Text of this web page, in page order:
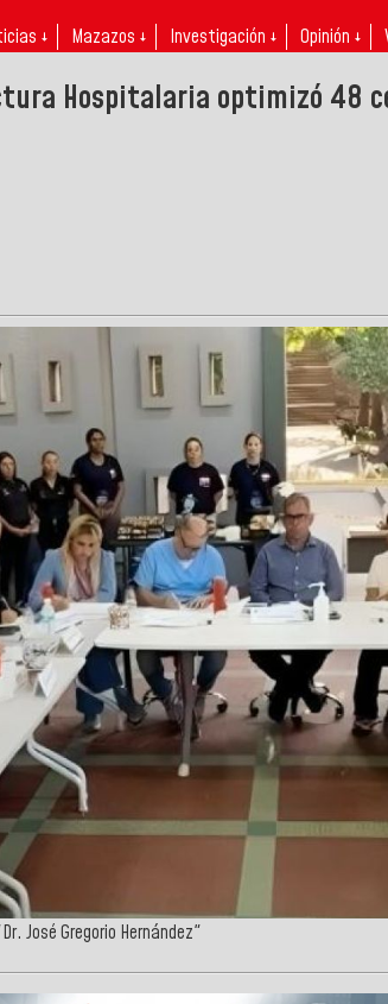
↓ Mazazos ↓ Investigación ↓ Opinión ↓
Hospitalaria optimizó 48
José Gregorio Hernández"